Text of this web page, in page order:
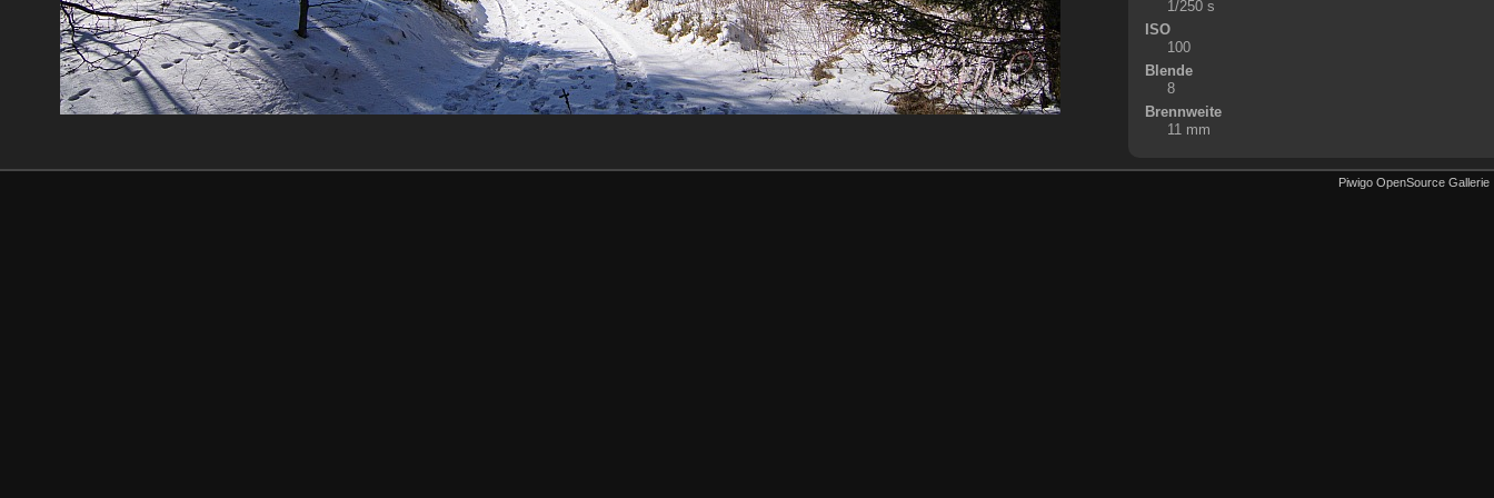
1/250 s
ISO
100
Blende
8
Brennweite
11 mm
Piwigo OpenSource Gallerie